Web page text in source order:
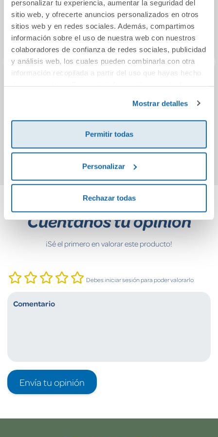
personalizar tu experiencia, aumentar la seguridad del
sitio web, y ofrecerte anuncios personalizados en otros
sitios web y en redes sociales. Además, compartimos
información sobre el uso de nuestra web con nuestros
colaboradores de confianza de redes sociales, publicidad
y análisis web, los cuales pueden combinarla con otra
información recopilada a partir del uso que hayas hecho
Mostrar detalles
Permitir todas
Personalizar
Rechazar todas
Vocabulario Básico
Comprar
Aprende mates
con Mon. Sumas y
Comprar
El
los
Cuéntanos tu opinión
¡Sé el primero en valorar este producto!
Debes iniciar sesión para poder valorarlo
Envía tu opinión